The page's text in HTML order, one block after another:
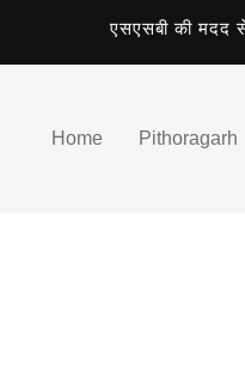
एसएसबी की मदद से सड़क
Home Pithoragarh